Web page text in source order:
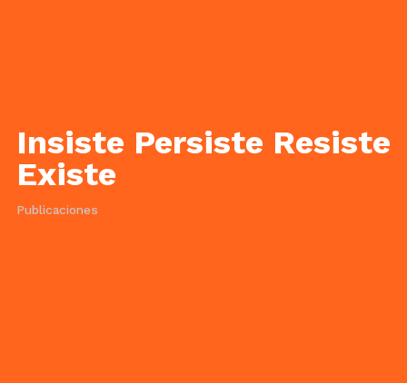
Insiste Persiste Resiste
Existe
Publicaciones